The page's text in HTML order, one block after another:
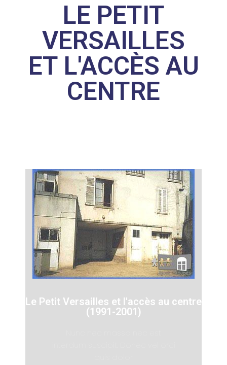
LE PETIT
VERSAILLES
ET L'ACCÈS AU
CENTRE
Le Petit Versailles et l'accès au centre
(1991-2001)